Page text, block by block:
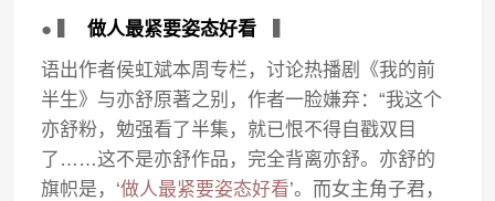
● ▍做人最紧要姿态好看
语出作者侯虹斌本周专栏，讨论热播剧《我的前
半生》与亦舒原著之别，作者一脸嫌弃：“我这个
亦舒粉，勉强看了半集，就已恨不得自戳双目
了……这不是亦舒作品，完全背离亦舒。亦舒的
旗帜是，‘做人最紧要姿态好看’。而女主角子君，